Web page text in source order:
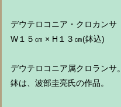
デウテロコニア・クロカンサ
W１５㎝ × H１３㎝(鉢込)
デウテロコニア属クロランサ。
鉢は、波部圭亮氏の作品。